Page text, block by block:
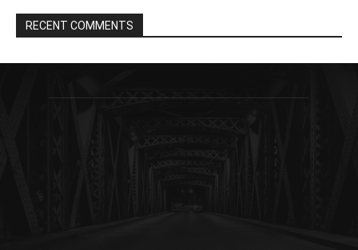
RECENT COMMENTS